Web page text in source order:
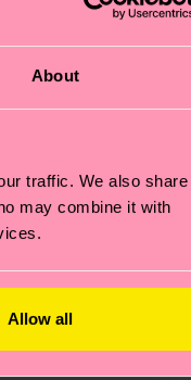
About
traffic. We also share
may combine it with
Allow all
von
. Die Lieferzeit
Post in